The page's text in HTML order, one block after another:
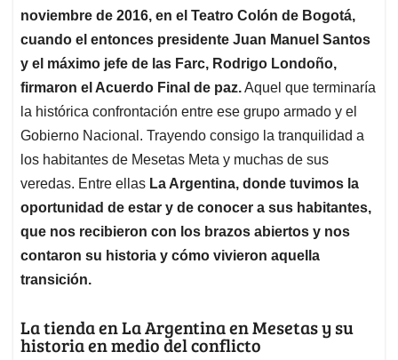
noviembre de 2016, en el Teatro Colón de Bogotá,
cuando el entonces presidente Juan Manuel Santos
y el máximo jefe de las Farc, Rodrigo Londoño,
firmaron el Acuerdo Final de paz.Aquel que terminaría
la histórica confrontación entre ese grupo armado y el
Gobierno Nacional. Trayendo consigo la tranquilidad a
los habitantes de Mesetas Meta y muchas de sus
veredas. Entre ellas La Argentina, donde tuvimos la
oportunidad de estar y de conocer a sus habitantes,
que nos recibieron con los brazos abiertos y nos
contaron su historia y cómo vivieron aquella
transición.
La tienda en La Argentina en Mesetas y su
historia en medio del conflicto